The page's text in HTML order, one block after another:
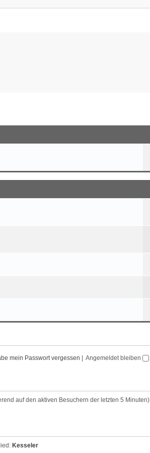
mein Passwort vergessen | Angemeldet bleiben
auf den aktiven Besuchern der letzten 5 Minuten)
Kesseler